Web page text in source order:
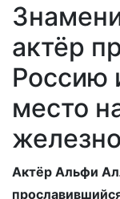
актёр
Россию
место
Актёр Альфи